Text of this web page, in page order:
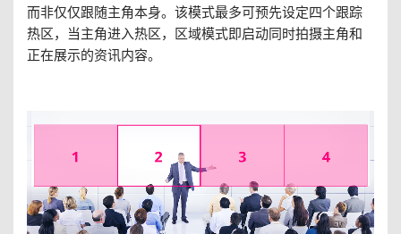
而非仅仅跟随主角本身。该模式最多可预先设定四个跟踪
热区，当主角进入热区，区域模式即启动同时拍摄主角和
正在展示的资讯内容。